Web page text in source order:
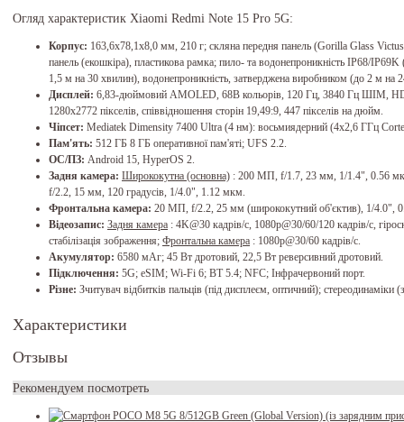
Огляд характеристик Xiaomi Redmi Note 15 Pro 5G:
Корпус: 163,6x78,1x8,0 мм, 210 г; скляна передня панель (Gorilla Glass Victus
панель (екошкіра), пластикова рамка; пило- та водонепроникність IP68/
1,5 м на 30 хвилин), водонепроникність, затверджена виробником (до 2 м на
Дисплей: 6,83-дюймовий AMOLED, 68B кольорів, 120 Гц, 3840 Гц ШІМ,
1280x2772 пікселів, співвідношення сторін 19,49:9, 447 пікселів на дюйм.
Чіпсет: Mediatek Dimensity 7400 Ultra (4 нм): восьмиядерний (4x2,6 ГГц
Пам'ять: 512 ГБ 8 ГБ оперативної пам'яті; UFS 2.2.
ОС/ПЗ: Android 15, HyperOS 2.
Задня камера: Ширококутна (основна) : 200 МП, f/1.7, 23 мм, 1/1.4", 0.56
f/2.2, 15 мм, 120 градусів, 1/4.0", 1.12 мкм.
Фронтальна камера: 20 МП, f/2.2, 25 мм (ширококутний об'єктив), 1/4.0",
Відеозапис: Задня камера : 4K@30 кадрів/с, 1080p@30/60/120 кадрів/с,
стабілізація зображення; Фронтальна камера : 1080p@30/60 кадрів/с.
Акумулятор: 6580 мАг; 45 Вт дротовий, 22,5 Вт реверсивний дротовий.
Підключення: 5G; eSIM; Wi-Fi 6; BT 5.4; NFC; Інфрачервоний порт.
Різне: Зчитувач відбитків пальців (під дисплеєм, оптичний); стереодинаміки
Характеристики
Отзывы
Рекомендуем посмотреть